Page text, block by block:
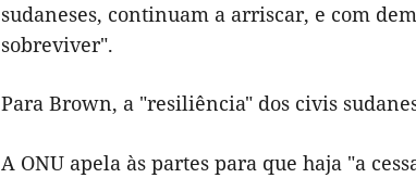
sudaneses, continuam a arriscar, e com
sobreviver".
Para Brown, a "resiliência" dos civis
A ONU apela às partes para que haja "a